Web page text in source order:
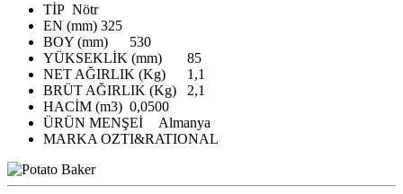
TİP Nötr
EN (mm) 325
BOY (mm)
530
YÜKSEKLİK (mm)
85
NET AĞIRLIK (Kg)
1,1
BRÜT AĞIRLIK (Kg)
2,1
HACİM (m3) 0,0500
ÜRÜN MENŞEİ
Almanya
MARKA OZTI&RATIONAL